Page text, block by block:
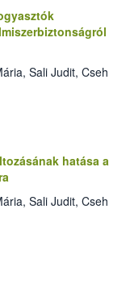
Sali Judit, Cseh
hatása a
Sali Judit, Cseh